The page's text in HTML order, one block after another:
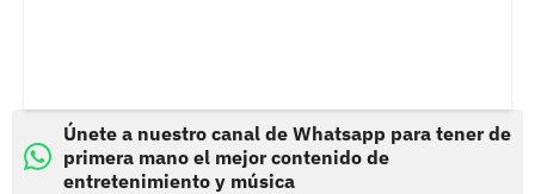
Únete a nuestro canal de Whatsapp para tener de
primera mano el mejor contenido de
entretenimiento y música